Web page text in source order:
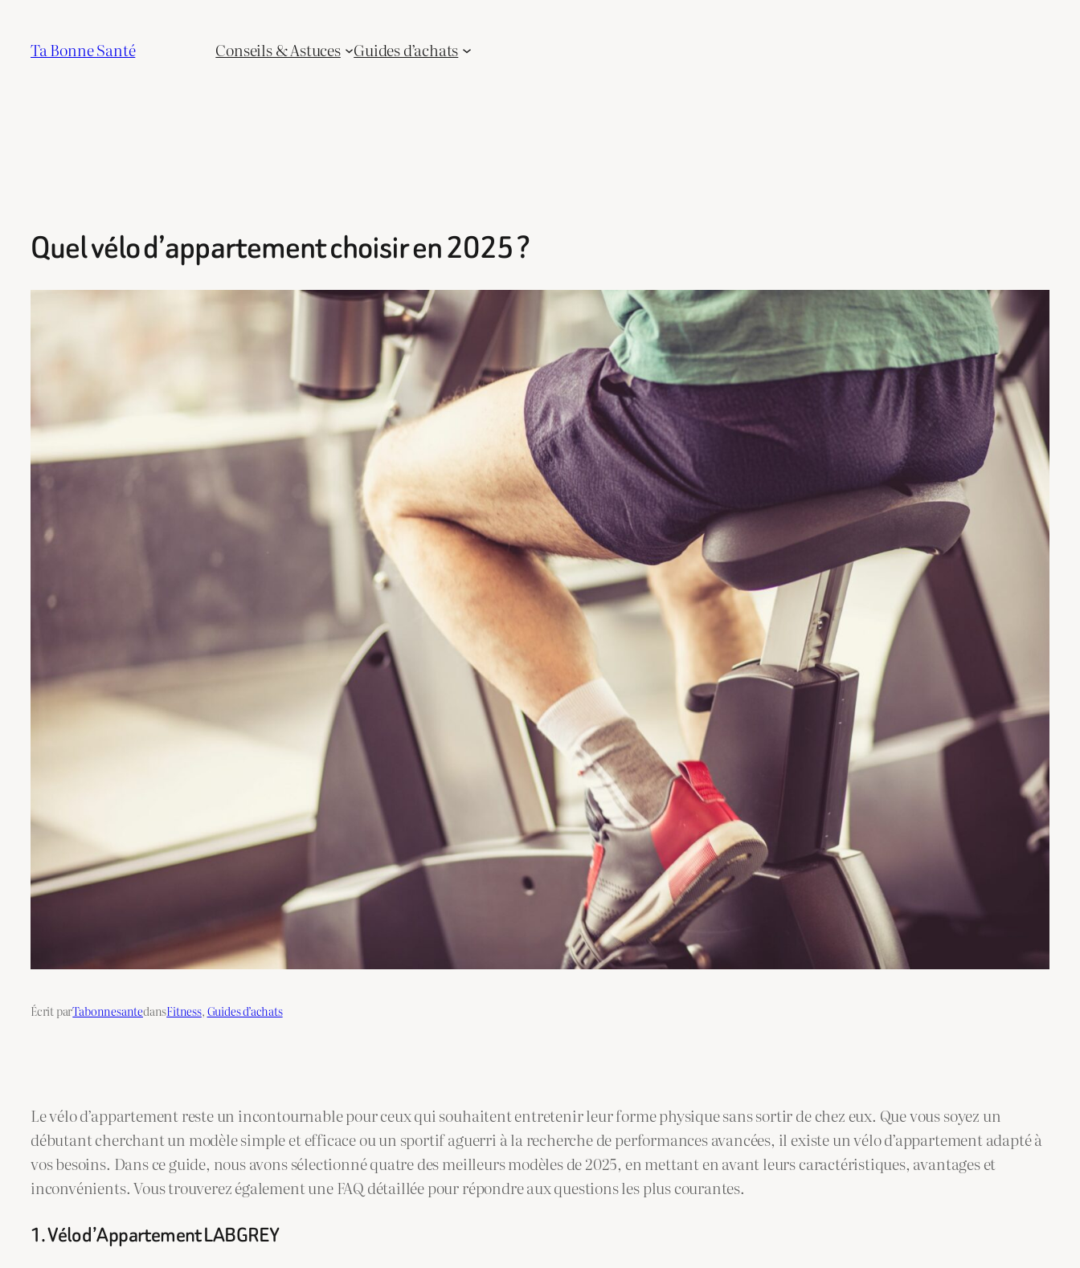
contenu
Ta Bonne Santé Conseils & Astuces Guides d’achats
Quel vélo d’appartement choisir en 2025 ?
Écrit parTabonnesantedansFitness, Guides d’achats
Le vélo d’appartement reste un incontournable pour ceux qui souhaitent entretenir leur forme physique sans sortir de chez eux. Que vous soyez un
débutant cherchant un modèle simple et efficace ou un sportif aguerri à la recherche de performances avancées, il existe un vélo d’appartement adapté à
vos besoins. Dans ce guide, nous avons sélectionné quatre des meilleurs modèles de 2025, en mettant en avant leurs caractéristiques, avantages et
inconvénients. Vous trouverez également une FAQ détaillée pour répondre aux questions les plus courantes.
1. Vélo d’Appartement LABGREY